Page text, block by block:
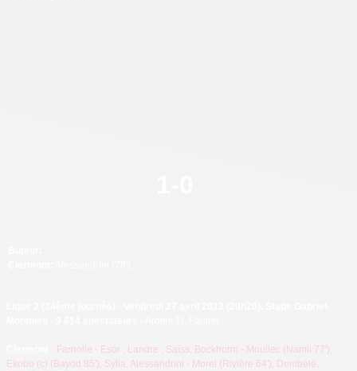
Farnolle - Esor , Landre , Saïss, Bockhorni - Moullec (Namli 77'),
Ekobo (c) (Bayod 85'), Sylla, Alessandrini - Morel (Rivière 64'), Dembélé.